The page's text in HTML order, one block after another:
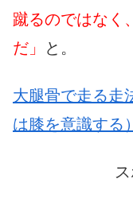
蹴るのではなく
だ」
と。
大腿骨で走る走
は膝を意識する）